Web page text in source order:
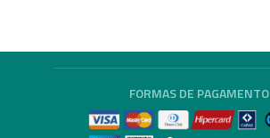
FORMAS DE PAGAMENTO